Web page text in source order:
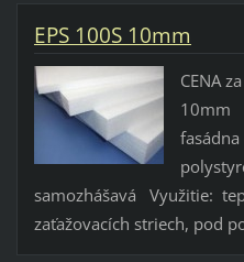
EPS 100S 10mm
CENA
10mm
samozhášavá Využitie:
zaťažovacích striech, pod